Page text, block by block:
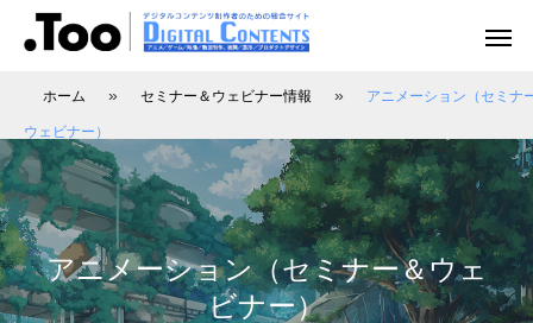
アニメーション制作 映像制作・動画配信
アニメーション（レポート） 映像動画配信（レポート）
アニメーション制作（現場事例）
ホーム » セミナー＆ウェビナー情報 » アニメーション（セミナ
ウェビナー）
アニメーション（セミナー＆ウェ
ビナー）